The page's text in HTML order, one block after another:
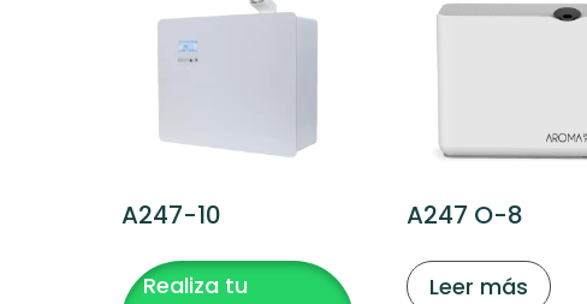
A247-10
Realiza tu
A247 O-8
Leer más